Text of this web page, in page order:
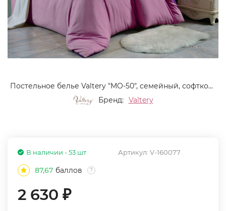
Постельное белье Valtery "MO-50", семейный, софткоттон (MO-50-1255)
Бренд:
Valtery
Артикул: V-160077
В наличии - 53 шт
87,67 баллов ?
2 630 ₽